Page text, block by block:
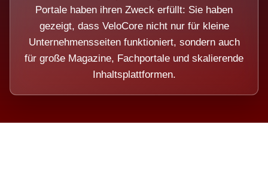
Portale haben ihren Zweck erfüllt: Sie haben
gezeigt, dass VeloCore nicht nur für kleine
Unternehmensseiten funktioniert, sondern auch
für große Magazine, Fachportale und skalierende
Inhaltsplattformen.